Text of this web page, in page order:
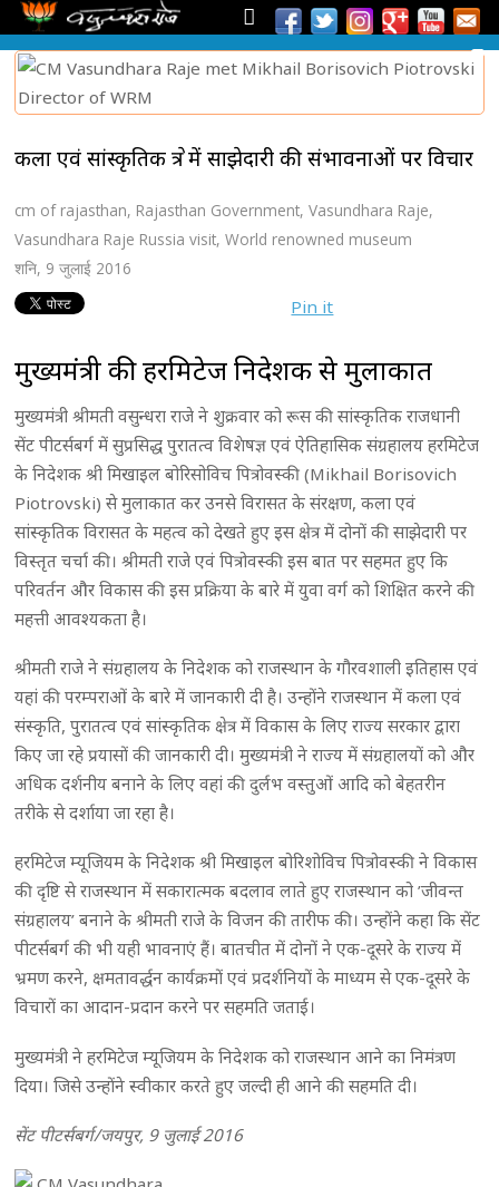
कला एवं सांस्कृतिक क्षेत्र में साझेदारी की संभावनाओं पर विचार
cm of rajasthan, Rajasthan Government,Vasundhara Raje,
Vasundhara Raje Russia visit,World renowned museum
शनि, 9 जुलाई 2016
Pin it
मुख्यमंत्री की हरमिटेज निदेशक से मुलाकात
मुख्यमंत्री श्रीमती वसुन्धरा राजे ने शुक्रवार को रूस की सांस्कृतिक राजधानी
सेंट पीटर्सबर्ग में सुप्रसिद्ध पुरातत्व विशेषज्ञ एवं ऐतिहासिक संग्रहालय हरमिटेज
के निदेशक श्री मिखाइल बोरिसोविच पित्रोवस्की (Mikhail Borisovich
Piotrovski) से मुलाकात कर उनसे विरासत के संरक्षण, कला एवं
सांस्कृतिक विरासत के महत्व को देखते हुए इस क्षेत्र में दोनों की साझेदारी पर
विस्तृत चर्चा की। श्रीमती राजे एवं पित्रोवस्की इस बात पर सहमत हुए कि
परिवर्तन और विकास की इस प्रक्रिया के बारे में युवा वर्ग को शिक्षित करने की
महत्ती आवश्यकता है।
श्रीमती राजे ने संग्रहालय के निदेशक को राजस्थान के गौरवशाली इतिहास एवं
यहां की परम्पराओं के बारे में जानकारी दी है। उन्होंने राजस्थान में कला एवं
संस्कृति, पुरातत्व एवं सांस्कृतिक क्षेत्र में विकास के लिए राज्य सरकार द्वारा
किए जा रहे प्रयासों की जानकारी दी। मुख्यमंत्री ने राज्य में संग्रहालयों को और
अधिक दर्शनीय बनाने के लिए वहां की दुर्लभ वस्तुओं आदि को बेहतरीन
तरीके से दर्शाया जा रहा है।
हरमिटेज म्यूजियम के निदेशक श्री मिखाइल बोरिशोविच पित्रोवस्की ने विकास
की दृष्टि से राजस्थान में सकारात्मक बदलाव लाते हुए राजस्थान को ’जीवन्त
संग्रहालय’ बनाने के श्रीमती राजे के विजन की तारीफ की। उन्होंने कहा कि सेंट
पीटर्सबर्ग की भी यही भावनाएं हैं। बातचीत में दोनों ने एक-दूसरे के राज्य में
भ्रमण करने, क्षमतावर्द्धन कार्यक्रमों एवं प्रदर्शनियों के माध्यम से एक-दूसरे के
विचारों का आदान-प्रदान करने पर सहमति जताई।
मुख्यमंत्री ने हरमिटेज म्यूजियम के निदेशक को राजस्थान आने का निमंत्रण
दिया। जिसे उन्होंने स्वीकार करते हुए जल्दी ही आने की सहमति दी।
सेंट पीटर्सबर्ग/जयपुर, 9 जुलाई 2016